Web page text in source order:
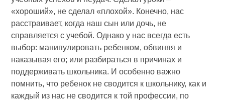
«хороший», не сделал «плохой». Конечно, нас
расстраивает, когда наш сын или дочь, не
справляется с учебой. Однако у нас всегда есть
выбор: манипулировать ребенком, обвиняя и
наказывая его; или разбираться в причинах и
поддерживать школьника. И особенно важно
помнить, что ребенок не сводится к школьнику, как и
каждый из нас не сводится к той профессии, по